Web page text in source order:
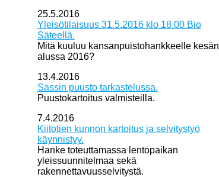
25.5.2016
Yleisötilaisuus 31.5.2016 klo 18.00 Bio
Säteellä.
Mitä kuuluu kansanpuistohankkeelle kesän
alussa 2016?
13.4.2016
Sassin puusto tarkastelussa.
Puustokartoitus valmisteilla.
7.4.2016
Kiitotien kunnon kartoitus ja selvitystyö
käynnistyy.
Hanke toteuttamassa lentopaikan
yleissuunnitelmaa sekä
rakennettavuusselvitystä.